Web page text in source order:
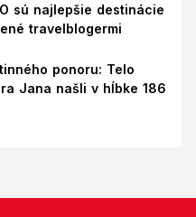
sú najlepšie destinácie
travelblogermi
ponoru: Telo
Jana našli v hĺbke 186